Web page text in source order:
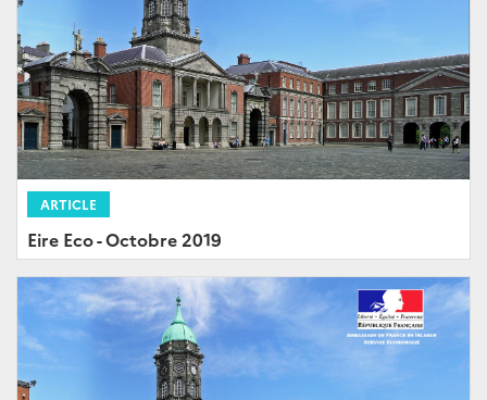
ARTICLE
Eire Eco - Octobre 2019